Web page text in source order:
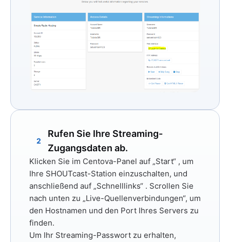
2
Rufen Sie Ihre Streaming-
Zugangsdaten ab.
Klicken Sie im Centova-Panel auf „Start“ , um
Ihre SHOUTcast-Station einzuschalten, und
anschließend auf „Schnelllinks“ . Scrollen Sie
nach unten zu „Live-Quellenverbindungen“, um
den Hostnamen und den Port Ihres Servers zu
finden.
Um Ihr Streaming-Passwort zu erhalten,